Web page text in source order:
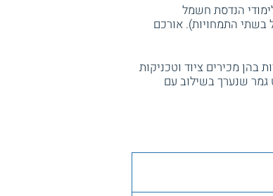
הנדסת חשמל
בשתי התמחויות). אורכם
מכירים ציוד וטכניקות
גמר שנערך בשילוב עם